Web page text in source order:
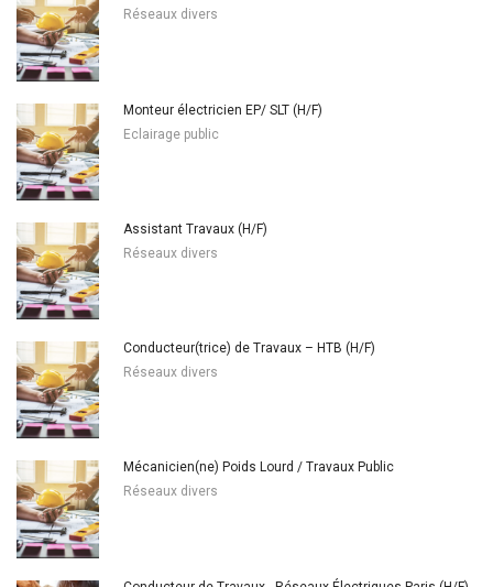
Réseaux divers
Monteur électricien EP/ SLT (H/F)
Eclairage public
Assistant Travaux (H/F)
Réseaux divers
Conducteur(trice) de Travaux – HTB (H/F)
Réseaux divers
Mécanicien(ne) Poids Lourd / Travaux Public
Réseaux divers